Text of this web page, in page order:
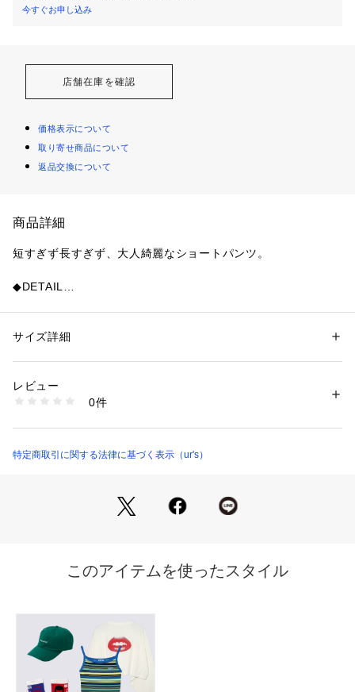
今すぐお申し込み
店舗在庫を確認
価格表示について
取り寄せ商品について
返品交換について
商品詳細
短すぎず長すぎず、大人綺麗なショートパンツ。
◆DETAIL
裾にかけて広がるシルエットが女性らしさを演出してくれま
◆FABRIC
さらっとした涼感のある素材を使用。
同素材のジャケット(BDXN1773)と合わせてセットアップがお
す商品と色差が生じる場合がございます。予めご了承くださ
性別：レディース
素材：【本体】
【裏地】
ポリエステル 98%
生産国：中国
BDXN1824 （ショップ）
サイズ詳細
レビュー
0件
特定商取引に関する法律に基づく表示（ur's）